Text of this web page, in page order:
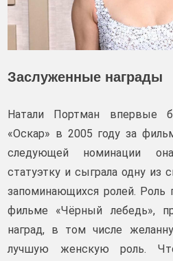
Заслуженные награды
Натали Портман впервые
«Оскар» в 2005 году за
следующей номинации
статуэтку и сыграла одну из
запоминающихся ролей. Роль
фильме «Чёрный лебедь»,
наград, в том числе
лучшую женскую роль.